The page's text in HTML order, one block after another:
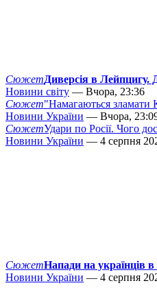
СюжетДиверсія в Лейпцигу.
Новини світу — Вчора, 23:36
Сюжет"Намагаються зламати
Новини України — Вчора,
СюжетУдари по Росії. Чого
Новини України — 4 серпня
СюжетНапади на українців
Новини України — 4 серпня